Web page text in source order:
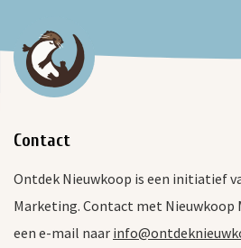
Contact
Ontdek Nieuwkoop is een initiatief
Marketing. Contact met Nieuwkoop
een e-mail naar